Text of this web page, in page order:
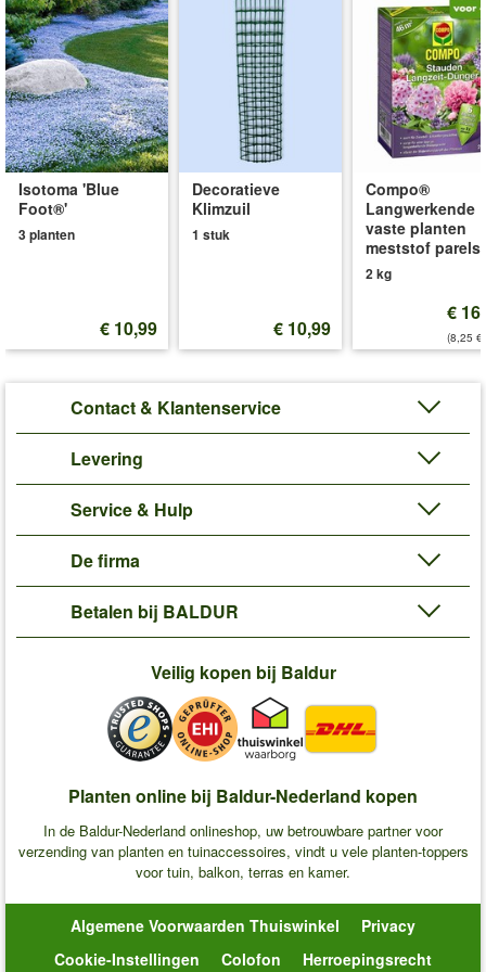
Tip:Volg onze beplantingsaanbeveling (zie nummers) en geniet
van een harmonieus bloementapijt.
Oppervlakte plantopstelling: 1,5 x 1 meter
(Thymus praecox, Thymus serpyllum, Thymus praecox
Albiflorus)
Art.nr.:7009767
Levering omvat:
9x9 cm-pot
'Bodembedekker Set Tijm'
Plant- en Verzorgingstips
Isotoma 'Blue
Foot®'
3 planten
€ 10,99
Decoratieve
Klimzuil
1 stuk
€ 10,99
Compo®
Langwerkende
vaste planten
meststof parels
2 kg
€
(8,25
Contact & Klantenservice
Levering
Service & Hulp
De firma
Betalen bij BALDUR
Veilig kopen bij Baldur
Planten online bij Baldur-Nederland kopen
In de Baldur-Nederland onlineshop, uw betrouwbare partner voor
verzending van planten en tuinaccessoires, vindt u vele planten-toppers
voor tuin, balkon, terras en kamer.
Algemene Voorwaarden Thuiswinkel
Privacy
Cookie-Instellingen
Colofon Herroepingsrecht